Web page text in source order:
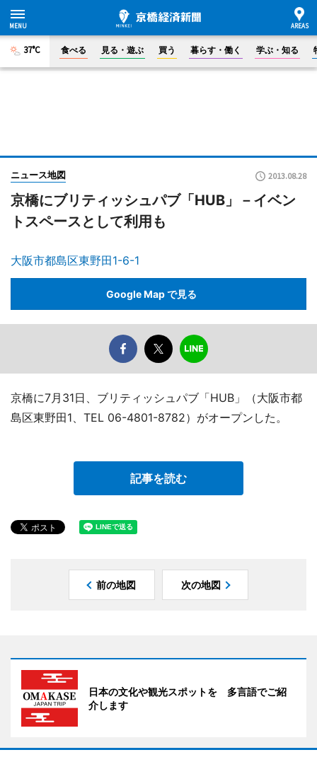
37°C 食べる 見る・遊ぶ 買う 暮らす・働く 学ぶ・知る
ニュース地図 2013.08.28
京橋にブリティッシュパブ「HUB」－イベン
トスペースとして利用も
大阪市都島区東野田1-6-1
Google Map で見る
京橋に7月31日、ブリティッシュパブ「HUB」（大阪市都
島区東野田1、TEL 06-4801-8782）がオープンした。
記事を読む
前の地図 次の地図
日本の文化や観光スポットを 多言語でご紹
介します